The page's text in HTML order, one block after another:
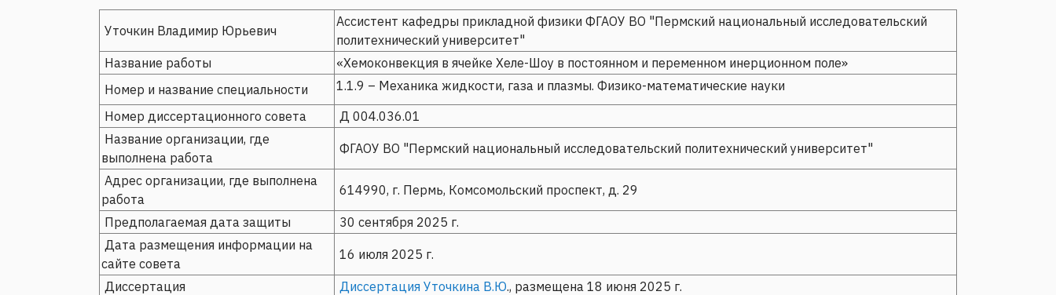
Уточкин Владимир Юрьевич
Ассистент кафедры прикладной физики ФГАОУ ВО "Пермский национальный исследовательский
политехнический университет"
Название работы
«Хемоконвекция в ячейке Хеле-Шоу в постоянном и переменном инерционном поле»
Номер и название специальности
1.1.9 – Механика жидкости, газа и плазмы. Физико-математические науки
Номер диссертационного совета
Д 004.036.01
Название организации, где
выполнена работа
ФГАОУ ВО "Пермский национальный исследовательский политехнический университет"
Адрес организации, где выполнена
работа
614990, г. Пермь, Комсомольский проспект, д. 29
Предполагаемая дата защиты
30 сентября 2025 г.
Дата размещения информации на
сайте совета
16 июля 2025 г.
Диссертация Диссертация Уточкина В.Ю., размещена 18 июня 2025 г.